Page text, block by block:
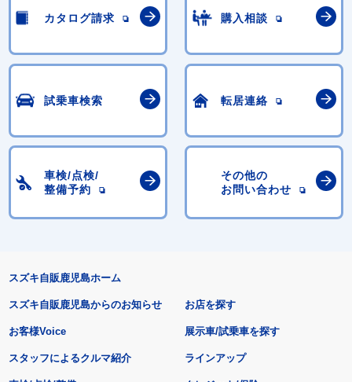
カタログ請求 購入相談
試乗車検索 転居連絡
車検/点検/
整備予約
その他の
お問い合わせ
スズキ自販鹿児島ホーム
スズキ自販鹿児島からのお知らせ
お客様Voice
スタッフによるクルマ紹介
お店を探す
展示車/試乗車を探す
ラインアップ